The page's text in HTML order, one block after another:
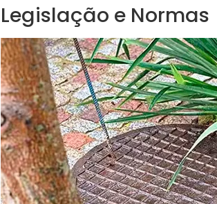
Legislação e Normas